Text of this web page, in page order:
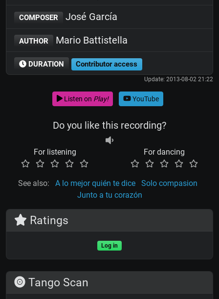
COMPOSER José García
AUTHOR Mario Battistella
DURATION Contributor access
Update: 2013-08-02 21:22
Listen on Play! YouTube
Do you like this recording?
For listening For dancing
See also: A lo mejor quién te dice
Solo compasion
Junto a tu corazón
Ratings
Log in
Tango Scan